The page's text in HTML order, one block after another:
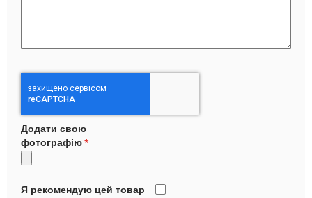
Додати свою
фотографію
Я рекомендую цей товар